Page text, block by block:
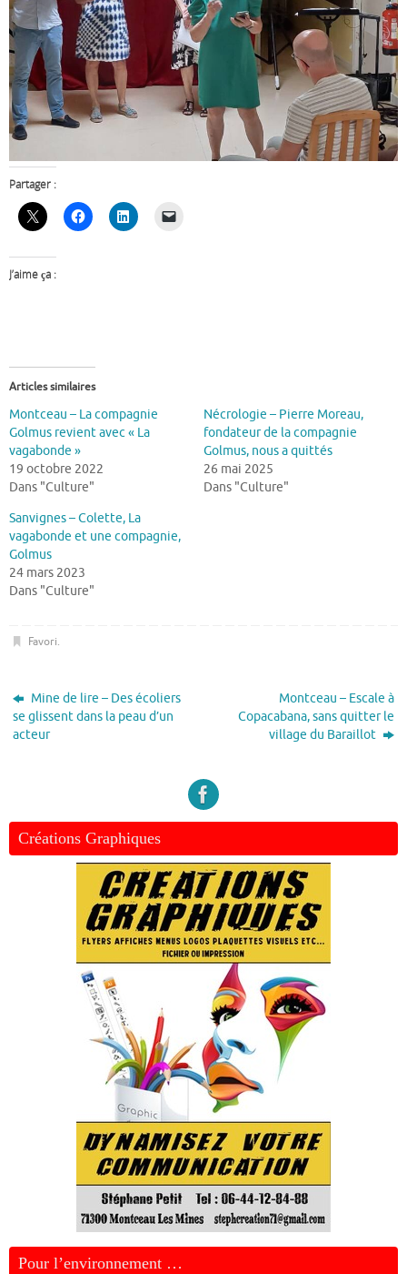
Partager :
J’aime ça :
Articles similaires
Montceau – La compagnie
Golmus revient avec « La
vagabonde »
19 octobre 2022
Dans "Culture"
Nécrologie – Pierre Moreau,
fondateur de la compagnie
Golmus, nous a quittés
26 mai 2025
Dans "Culture"
Sanvignes – Colette, La
vagabonde et une compagnie,
Golmus
24 mars 2023
Dans "Culture"
Favori.
Mine de lire – Des écoliers
se glissent dans la peau d’un
acteur
Montceau – Escale à
Copacabana, sans quitter le
village du Baraillot
Créations Graphiques
Pour l’environnement …